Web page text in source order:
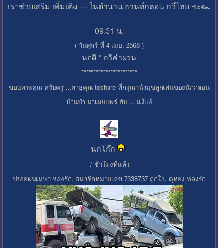
เราช่วยเสริม เพิ่มเติม --- ในตำนาน กานท์กลอน กวีไทย ๚ะ๛
.
09.31 น.
( วันศุกร์ ที่ 4 เมย. 2568 )
นกผี * กวีคำผวน
***********************
ขอบพระคุณ ครับครู ...สาธุคุณ toshare ที่กรุณานำมุขลูกเล่นของนักกลอน
บ้านป่า มาเผยแพร่ ฮับ ... แง้แง้
นกโก๊ก
7 ชั่วโมงที่แล้ว
ปรอยฝนเมษา หลงรัก, สมาชิกหมายเลข 7338737 ถูกใจ, ดุหยง หลงรัก